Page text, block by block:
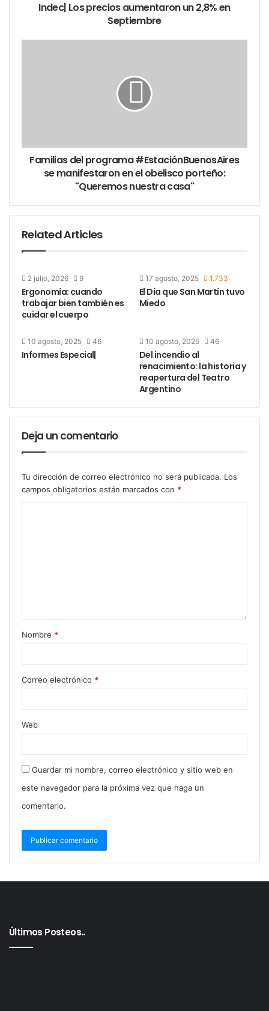
Indec| Los precios aumentaron un 2,8% en
Septiembre
Familias del programa #EstaciónBuenosAires
se manifestaron en el obelisco porteño:
"Queremos nuestra casa"
Related Articles
2 julio, 2026 9
Ergonomía: cuando
trabajar bien también es
cuidar el cuerpo
17 agosto, 2025 1.733
El Día que San Martín tuvo
Miedo
10 agosto, 2025 46
Informes Especial|
10 agosto, 2025 46
Del incendio al
renacimiento: la historia y
reapertura del Teatro
Argentino
Deja un comentario
Tu dirección de correo electrónico no será publicada. Los
campos obligatorios están marcados con *
Nombre *
Correo electrónico *
Web
Guardar mi nombre, correo electrónico y sitio web en
este navegador para la próxima vez que haga un
comentario.
Últimos Posteos..